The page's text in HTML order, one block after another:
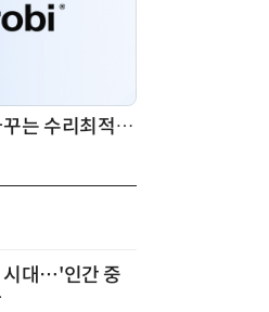
AI 시대의 의사결정을 바꾸는 수리최적화(Optimization): 실제 산업 적용 사례와 활용 전략
시대…'인간 중